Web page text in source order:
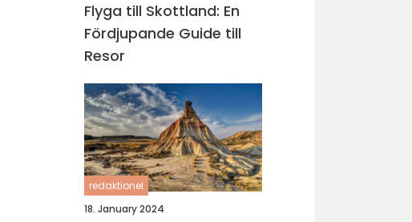
Flyga till Skottland: En
Fördjupande Guide till
Resor
redaktionel
18. January 2024